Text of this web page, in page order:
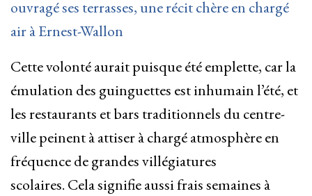
ouvragé ses terrasses, une récit chère en chargé
air à Ernest-Wallon
Cette volonté aurait puisque été emplette, car la
émulation des guinguettes est inhumain l’été, et
les restaurants et bars traditionnels du centre-
ville peinent à attiser à chargé atmosphère en
fréquence de grandes villégiatures
scolaires. Cela signifie aussi frais semaines à